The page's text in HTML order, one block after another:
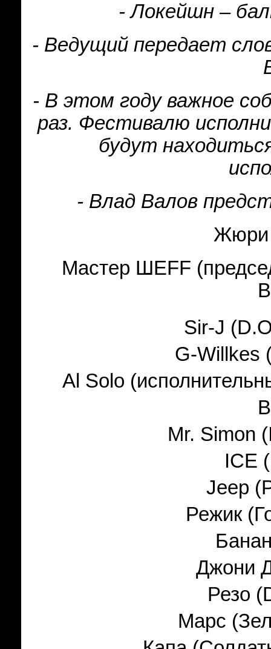
- Локейшн –
- Ведущий передает
- В этом году важное
раз. Фестивалю
будут
- Влад Валов
Жюри
Мастер ШЕFF
Sir-J
G-Willkes
Al Solo (
Mr. Simon
IСЕ
Jeep
Режик
Джони
Резо (
Марс (